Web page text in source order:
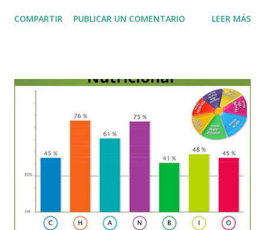
solo entre un 5 y 10 % de nuestra salud depende de la
plano” de nuestro organismo, el medio ambiente es el que
decide en gran medida cómo se expresan. La epigenética
analiza precisamente esto: Cómo los genes se activan o
desactivan en diferentes etapas de la vida. La influencia de la
alimentación, los factores emocionales y los agentes
ambientales en la expresión genética. Conocer con
precisión estos factores nos otorga un enorme poder:
Modificando nuestros hábitos y nuestro entorn...
COMPARTIR PUBLICAR UN COMENTARIO LEER MÁS